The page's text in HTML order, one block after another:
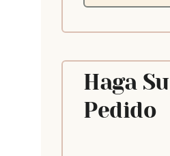
Haga Su
Pedido